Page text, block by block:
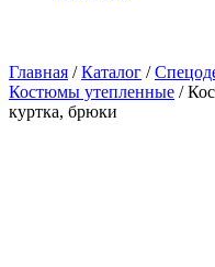
Главная / Каталог /
Костюмы утепленные /
куртка, брюки